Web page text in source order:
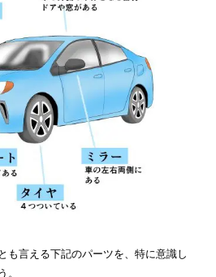
も言える下記のパーツを、特に意識し
。